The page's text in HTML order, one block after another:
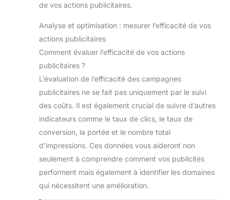
de vos actions publicitaires.
Analyse et optimisation : mesurer l’efficacité de vos
actions publicitaires
Comment évaluer l’efficacité de vos actions
publicitaires ?
L’évaluation de l’efficacité des campagnes
publicitaires ne se fait pas uniquement par le suivi
des coûts. Il est également crucial de suivre d’autres
indicateurs comme le taux de clics, le taux de
conversion, la portée et le nombre total
d’impressions. Ces données vous aideront non
seulement à comprendre comment vos publicités
performent mais également à identifier les domaines
qui nécessitent une amélioration.